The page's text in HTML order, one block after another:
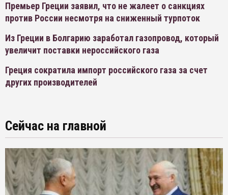
Премьер Греции заявил, что не жалеет о санкциях
против России несмотря на сниженный турпоток
Из Греции в Болгарию заработал газопровод, который
увеличит поставки нероссийского газа
Греция сократила импорт российского газа за счет
других производителей
Сейчас на главной